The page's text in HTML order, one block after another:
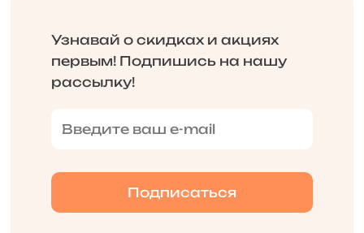
Узнавай о скидках и акциях
первым! Подпишись на нашу
рассылку!